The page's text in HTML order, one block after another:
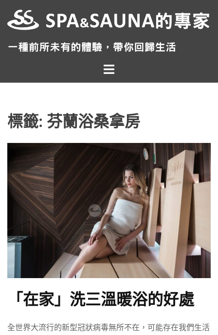
至
Toggle
menu
標籤: 芬蘭浴桑拿房
「在家」洗三溫暖浴的好處
全世界大流行的新型冠狀病毒無所不在，可能存在我們生活